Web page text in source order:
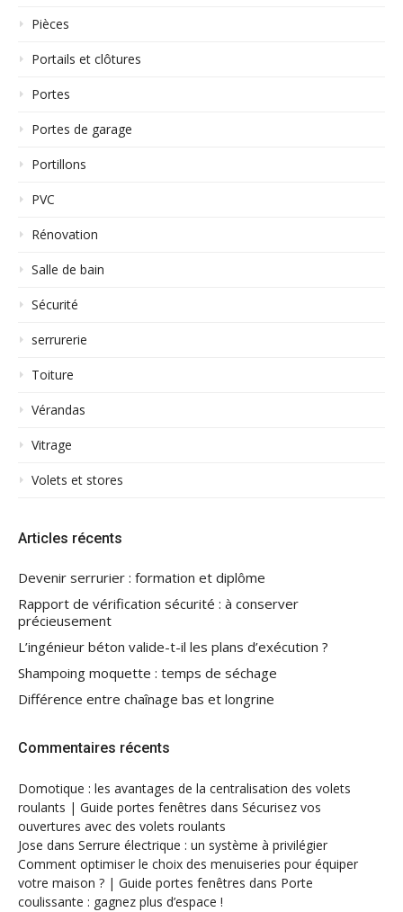
Pièces
Portails et clôtures
Portes
Portes de garage
Portillons
PVC
Rénovation
Salle de bain
Sécurité
serrurerie
Toiture
Vérandas
Vitrage
Volets et stores
Articles récents
Devenir serrurier : formation et diplôme
Rapport de vérification sécurité : à conserver
précieusement
L’ingénieur béton valide-t-il les plans d’exécution ?
Shampoing moquette : temps de séchage
Différence entre chaînage bas et longrine
Commentaires récents
Domotique : les avantages de la centralisation des volets
roulants | Guide portes fenêtres dans Sécurisez vos
ouvertures avec des volets roulants
Jose dans Serrure électrique : un système à privilégier
Comment optimiser le choix des menuiseries pour équiper
votre maison ? | Guide portes fenêtres dans Porte
coulissante : gagnez plus d’espace !